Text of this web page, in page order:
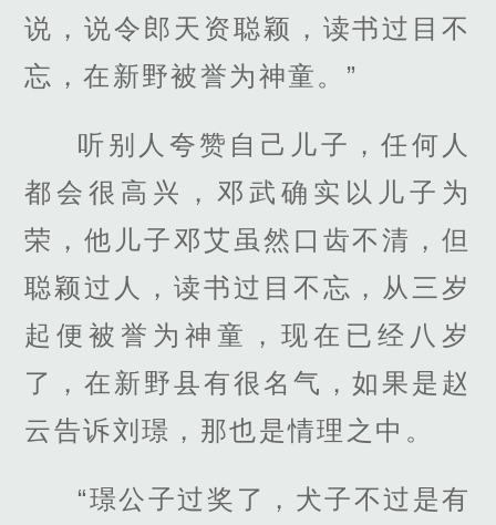
说，说令郎天资聪颖，读书过目不
忘，在新野被誉为神童。”
听别人夸赞自己儿子，任何人
都会很高兴，邓武确实以儿子为
荣，他儿子邓艾虽然口齿不清，但
聪颖过人，读书过目不忘，从三岁
起便被誉为神童，现在已经八岁
了，在新野县有很名气，如果是赵
云告诉刘璟，那也是情理之中。
“璟公子过奖了，犬子不过是有